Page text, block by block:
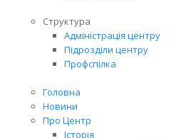
Структура
Адміністрація центру
Підрозділи центру
Профспілка
Головна
Новини
Про Центр
Історія